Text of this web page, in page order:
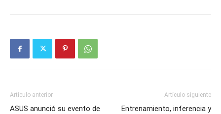
Artículo anterior
ASUS anunció su evento de
Artículo siguiente
Entrenamiento, inferencia y